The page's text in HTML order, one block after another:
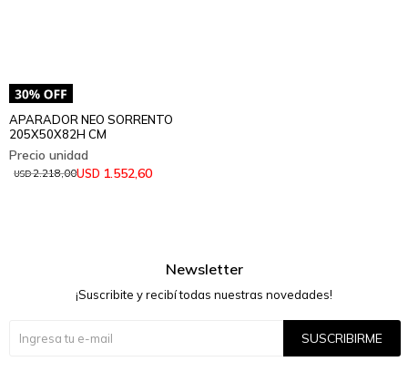
APARADOR NEO SORRENTO
205X50X82H CM
USD 1.552,60
USD2.218,00
Newsletter
¡Suscribite y recibí todas nuestras novedades!
SUSCRIBIRME